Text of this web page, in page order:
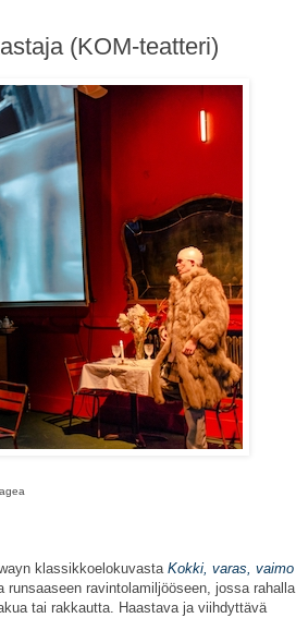
(KOM-teatteri)
klassikkoelokuvastaKokki, varas, vaimo
ravintolamiljööseen, jossa rahalla
tai rakkautta. Haastava ja viihdyttävä